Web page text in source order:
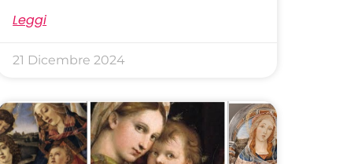
Leggi
21 Dicembre 2024